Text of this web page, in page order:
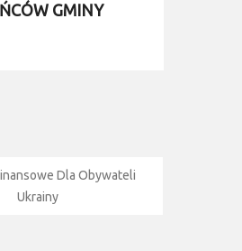
GMINY
Dla Obywateli
Ukrainy